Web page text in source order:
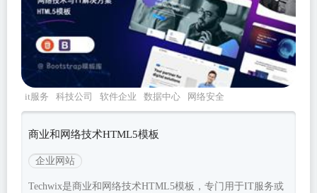
it服务 科技公司 软件企业 数据中心 网络安全
商业和网络技术HTML5模板
企业网站
Techwix是商业和网络技术HTML5模板，专门用于IT服务或